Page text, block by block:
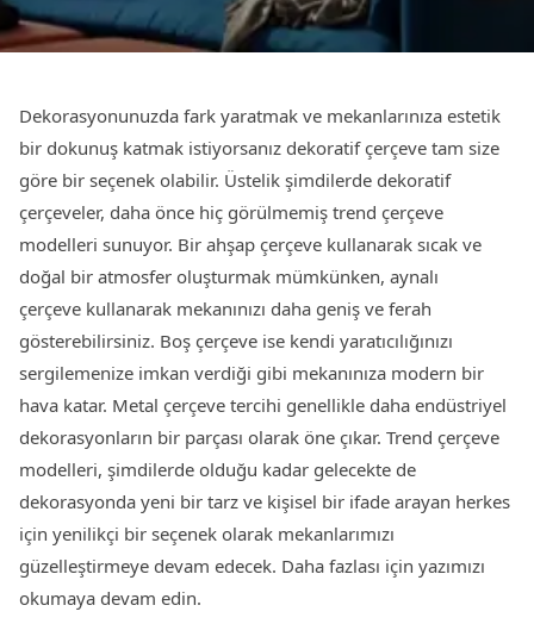
Dekorasyonunuzda fark yaratmak ve mekanlarınıza estetik
bir dokunuş katmak istiyorsanız dekoratif çerçeve tam size
göre bir seçenek olabilir. Üstelik şimdilerde dekoratif
çerçeveler, daha önce hiç görülmemiş trend çerçeve
modelleri sunuyor. Bir ahşap çerçeve kullanarak sıcak ve
doğal bir atmosfer oluşturmak mümkünken, aynalı
çerçeve kullanarak mekanınızı daha geniş ve ferah
gösterebilirsiniz. Boş çerçeve ise kendi yaratıcılığınızı
sergilemenize imkan verdiği gibi mekanınıza modern bir
hava katar. Metal çerçeve tercihi genellikle daha endüstriyel
dekorasyonların bir parçası olarak öne çıkar. Trend çerçeve
modelleri, şimdilerde olduğu kadar gelecekte de
dekorasyonda yeni bir tarz ve kişisel bir ifade arayan herkes
için yenilikçi bir seçenek olarak mekanlarımızı
güzelleştirmeye devam edecek. Daha fazlası için yazımızı
okumaya devam edin.